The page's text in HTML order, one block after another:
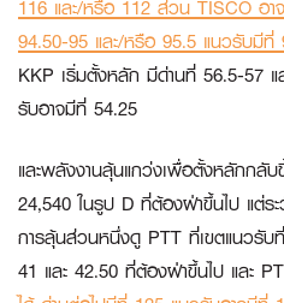
116 และ/หรือ 112 ส่วน TISCO อ
94.50-95 และ/หรือ 95.5 แนวรับมีที่
KKP เริ่มตั้งหลัก มีด่านที่ 56.5-57
รับอาจมีที่ 54.25
และพลังงานลุ้นแกว่งเพื่อตั้งหลักกลับ
24,540 ในรูป D ที่ต้องฝ่าขึ้นไป แต่ร
การลุ้นส่วนหนึ่งดู PTT ที่เขตแนวรั
41 และ 42.50 ที่ต้องฝ่าขึ้นไป และ